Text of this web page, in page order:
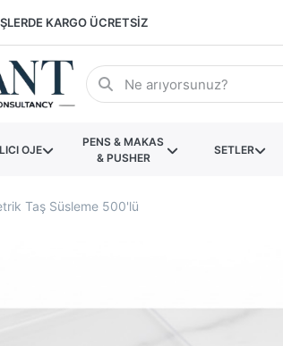
KARGO ÜCRETSIZ
OJE
PENS & MAKAS
& PUSHER
SETLER
Taş Süsleme 500'lü